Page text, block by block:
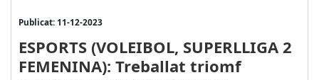
Publicat: 11-12-2023
ESPORTS (VOLEIBOL, SUPERLLIGA 2
FEMENINA): Treballat triomf